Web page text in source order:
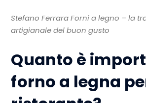
Stefano Ferrara Forni a legno – la
artigianale del buon gusto
Quanto è
forno a legna